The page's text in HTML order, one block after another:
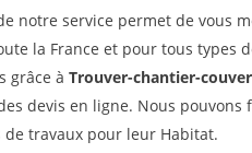
notre service permet de vous
la France et pour tous types
grâce à Trouver-chantier-
devis en ligne. Nous
travaux pour leur Habitat.